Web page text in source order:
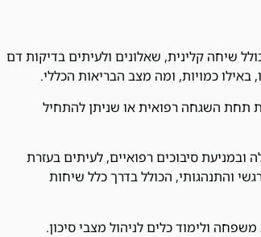
שיחה קלינית, שאלונים ולעיתים בדיקות דם
באילו כמויות, ומה מצב הבריאות הכללי.
תחת השגחה רפואית או שניתן להתחיל
סיבוכים רפואיים, לעיתים בעזרת
והתנהגותי, הכולל בדרך כלל שיחות
ולימוד כלים לניהול מצבי סיכון.